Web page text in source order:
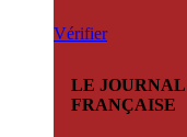
Vérifier
LE
FRANÇAISE